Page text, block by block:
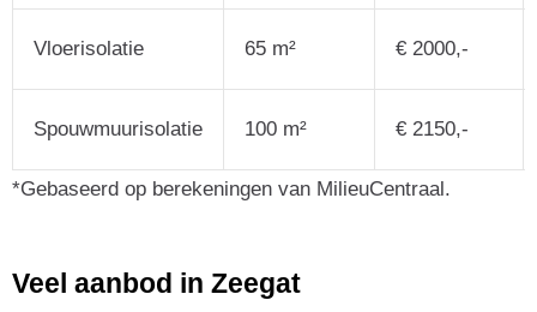
Vloerisolatie 65 m² € 2000,-
Spouwmuurisolatie 100 m² € 2150,-
*Gebaseerd op berekeningen van MilieuCentraal.
Veel aanbod in Zeegat